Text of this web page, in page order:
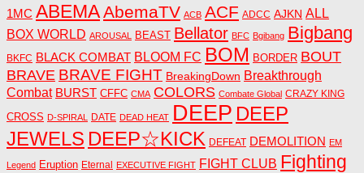
1MC ABEMAAbemaTV ACB ACF ADCC AJKN ALL
BOX WORLD AROUSAL BEAST Bellator BFC Bgibang Bigbang
BKFC BLACK COMBAT BLOOM FC BOM BORDER BOUT
BRAVE BRAVE FIGHT BreakingDown Breakthrough
Combat BURST CFFC CMA COLORS Combate Global CRAZY KING
CROSS D-SPIRAL DATE DEAD HEAT DEEP DEEP
JEWELS DEEP☆KICK DEFEAT DEMOLITION EM
Legend Eruption Eternal EXECUTIVE FIGHT FIGHT CLUB Fighting